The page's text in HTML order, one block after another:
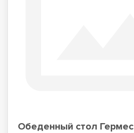
Обеденный стол Гермес